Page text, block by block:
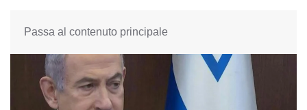
Passa al contenuto principale